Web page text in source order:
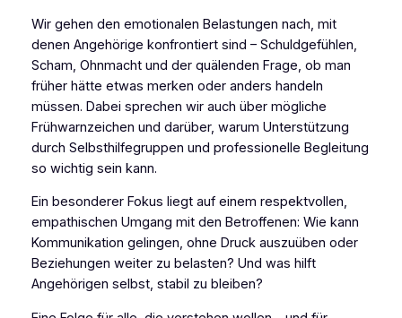
Wir gehen den emotionalen Belastungen nach, mit
denen Angehörige konfrontiert sind – Schuldgefühlen,
Scham, Ohnmacht und der quälenden Frage, ob man
früher hätte etwas merken oder anders handeln
müssen. Dabei sprechen wir auch über mögliche
Frühwarnzeichen und darüber, warum Unterstützung
durch Selbsthilfegruppen und professionelle Begleitung
so wichtig sein kann.
Ein besonderer Fokus liegt auf einem respektvollen,
empathischen Umgang mit den Betroffenen: Wie kann
Kommunikation gelingen, ohne Druck auszuüben oder
Beziehungen weiter zu belasten? Und was hilft
Angehörigen selbst, stabil zu bleiben?